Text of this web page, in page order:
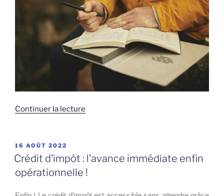
Continuer la lecture
PUBLIÉ
LE
16 AOÛT 2022
Crédit d’impôt : l’avance immédiate enfin
opérationnelle !